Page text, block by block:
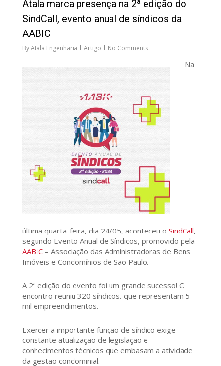
Atala marca presença na 2ª edição do
SindCall, evento anual de síndicos da
AABIC
ByAtala Engenharia Artigo No Comments
Na
última quarta-feira, dia 24/05, aconteceu o SindCall,
segundo Evento Anual de Síndicos, promovido pela
AABIC– Associação das Administradoras de Bens
Imóveis e Condomínios de São Paulo.
A 2ª edição do evento foi um grande sucesso! O
encontro reuniu 320 síndicos, que representam 5
mil empreendimentos.
Exercer a importante função de síndico exige
constante atualização de legislação e
conhecimentos técnicos que embasam a atividade
da gestão condominial.